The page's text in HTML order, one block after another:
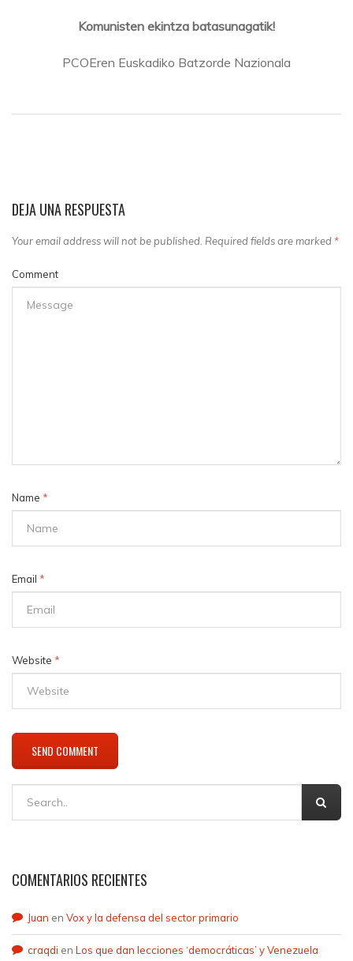
Komunisten ekintza batasunagatik!
PCOEren Euskadiko Batzorde Nazionala
DEJA UNA RESPUESTA
Your email address will not be published. Required fields are marked *
Comment
Name *
Email *
Website *
COMENTARIOS RECIENTES
Juan en Vox y la defensa del sector primario
craqdi en Los que dan lecciones ‘democráticas’ y Venezuela